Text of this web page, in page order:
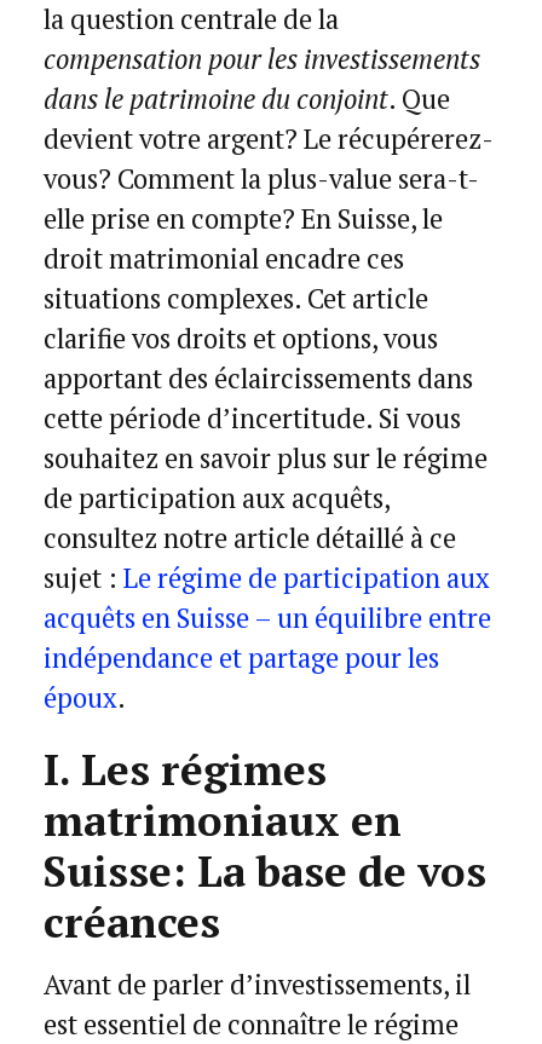
la question centrale de la
compensation pour les investissements
dans le patrimoine du conjoint. Que
devient votre argent? Le récupérerez-
vous? Comment la plus-value sera-t-
elle prise en compte? En Suisse, le
droit matrimonial encadre ces
situations complexes. Cet article
clarifie vos droits et options, vous
apportant des éclaircissements dans
cette période d’incertitude. Si vous
souhaitez en savoir plus sur le régime
de participation aux acquêts,
consultez notre article détaillé à ce
sujet :Le régime de participation aux
acquêts en Suisse – un équilibre entre
indépendance et partage pour les
époux.
I. Les régimes
matrimoniaux en
Suisse: La base de vos
créances
Avant de parler d’investissements, il
est essentiel de connaître le régime